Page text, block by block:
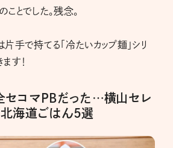
ことでした。残念。
片手で持てる「冷たいカップ麺」シリ
す！
セコマPBだった…横山セレ
北海道ごはん5選